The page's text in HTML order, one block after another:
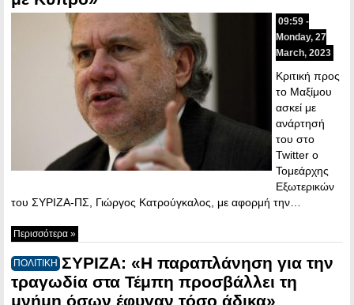
09:59 -
Monday, 27
March, 2023
Κριτική προς
το Μαξίμου
ασκεί με
ανάρτησή
του στο
Twitter ο
Τομεάρχης
Εξωτερικών
του ΣΥΡΙΖΑ-ΠΣ, Γιώργος Κατρούγκαλος, με αφορμή την…
Περισσότερα »
ΠΟΛΙΤΙΚΗ ΣΥΡΙΖΑ: «Η παραπλάνηση για την
τραγωδία στα Τέμπη προσβάλλει τη
μνήμη όσων έφυγαν τόσο άδικα»